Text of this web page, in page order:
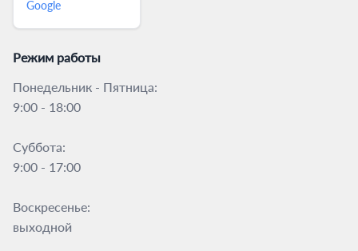
Google
Режим работы
Понедельник - Пятница:
9:00 - 18:00
Суббота:
9:00 - 17:00
Воскресенье:
выходной